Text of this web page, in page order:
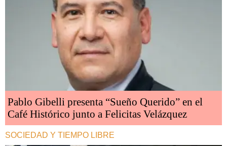
Pablo Gibelli presenta “Sueño Querido” en el
Café Histórico junto a Felicitas Velázquez
SOCIEDAD Y TIEMPO LIBRE